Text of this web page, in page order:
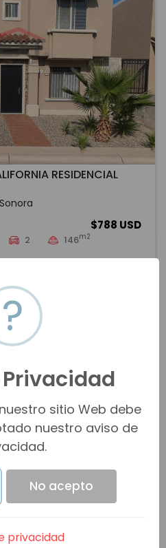
RESIDENCIAL
$788 USD
2 146m2
20204
?
sitio Web debe
nuestro aviso de
No acepto
privacidad